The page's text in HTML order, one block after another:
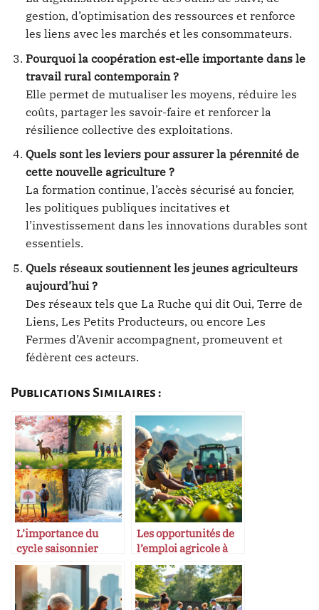
gestion, d’optimisation des ressources et renforce
les liens avec les marchés et les consommateurs.
Pourquoi la coopération est-elle importante dans le
travail rural contemporain ?
Elle permet de mutualiser les moyens, réduire les
coûts, partager les savoir-faire et renforcer la
résilience collective des exploitations.
Quels sont les leviers pour assurer la pérennité de
cette nouvelle agriculture ?
La formation continue, l’accès sécurisé au foncier,
les politiques publiques incitatives et
l’investissement dans les innovations durables sont
essentiels.
Quels réseaux soutiennent les jeunes agriculteurs
aujourd’hui ?
Des réseaux tels que La Ruche qui dit Oui, Terre de
Liens, Les Petits Producteurs, ou encore Les
Fermes d’Avenir accompagnent, promeuvent et
fédèrent ces acteurs.
Publications Similaires :
L’importance du
cycle saisonnier
dans l’éducation
environnementale
Les opportunités de
l’emploi agricole à
l’international